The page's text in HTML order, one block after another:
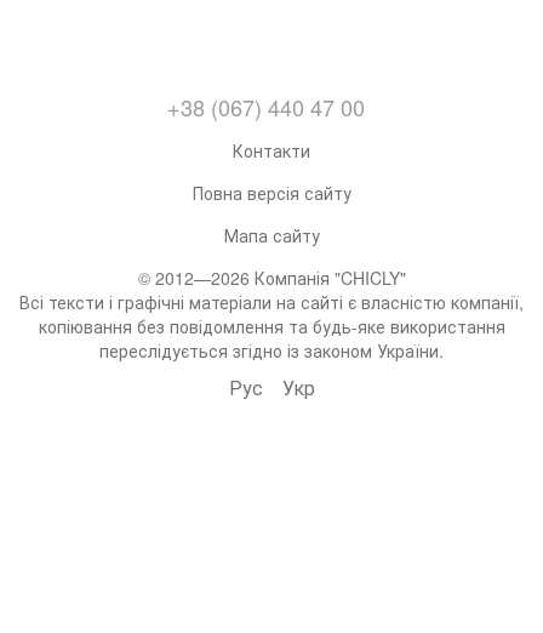
+38 (067) 440 47 00
Контакти
Повна версія сайту
Мапа сайту
© 2012—2026 Компанія "CHICLY"
Всі тексти і графічні матеріали на сайті є власністю компанії,
копіювання без повідомлення та будь-яке використання
переслідується згідно із законом України.
Рус Укр